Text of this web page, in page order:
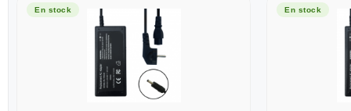
En stock En stock